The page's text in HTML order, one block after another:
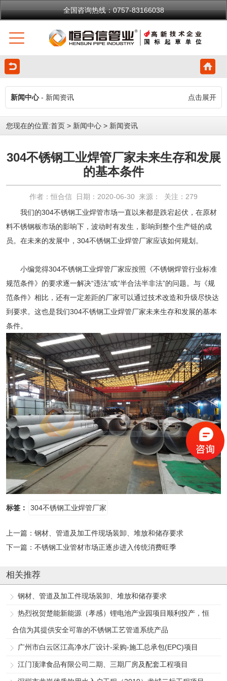
全国咨询热线：0757-83166038
新闻中心- 新闻资讯 点击展开
您现在的位置:首页 > 新闻中心 > 新闻资讯
304不锈钢工业焊管厂家未来生存和发展
的基本条件
作者：恒合信 日期：2020-06-30 来源： 关注： 279
我们的304不锈钢工业焊管市场一直以来都是跌宕起伏，在原材
料不锈钢板市场的影响下，波动时有发生，影响到整个生产链的成
员。在未来的发展中， 304不锈钢工业焊管厂家应该如何规划。
小编觉得304不锈钢工业焊管厂家应按照《不锈钢焊管行业标准
规范条件》的要求逐一解决“违法”或“半合法半非法”的问题。与《规
范条件》相比，还有一定差距的厂家可以通过技术改造和升级尽快达
到要求。这也是我们304不锈钢工业焊管厂家未来生存和发展的基本
条件。
标签： 304不锈钢工业焊管厂家
上一篇： 钢材、管道及加工件现场装卸、堆放和储存要求
下一篇： 不锈钢工业管材市场正逐步进入传统消费旺季
相关推荐
钢材、管道及加工件现场装卸、堆放和储存要求
热烈祝贺楚能新能源（孝感）锂电池产业园项目顺利投产，恒
合信为其提供安全可靠的不锈钢工艺管道系统产品
广州市白云区江高净水厂设计-采购-施工总承包(EPC)项目
江门顶津食品有限公司二期、三期厂房及配套工程项目